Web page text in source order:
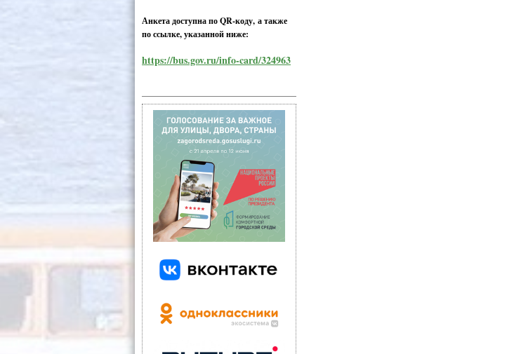
Анкета доступна по QR-коду, а также
по ссылке, указанной ниже:
https://bus.gov.ru/info-card/324963